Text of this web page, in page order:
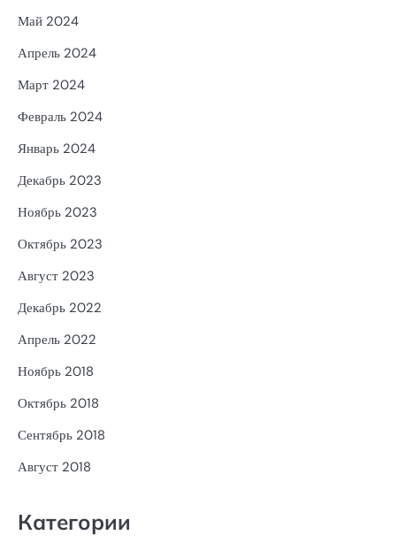
Май 2024
Апрель 2024
Март 2024
Февраль 2024
Январь 2024
Декабрь 2023
Ноябрь 2023
Октябрь 2023
Август 2023
Декабрь 2022
Апрель 2022
Ноябрь 2018
Октябрь 2018
Сентябрь 2018
Август 2018
Категории